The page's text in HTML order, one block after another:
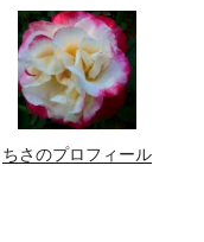
ちさのプロフィール